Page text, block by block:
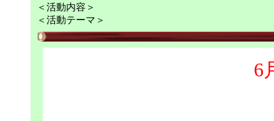
＜活動内容＞
＜活動テーマ＞
6